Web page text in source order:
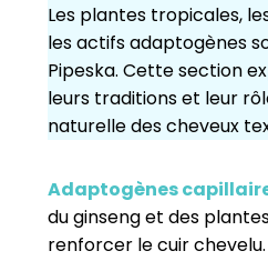
Les plantes tropicales,
les actifs adaptogènes
Pipeska. Cette section
leurs traditions et leur
naturelle des cheveux
Adaptogènes
du ginseng et des
renforcer le cuir chevelu.